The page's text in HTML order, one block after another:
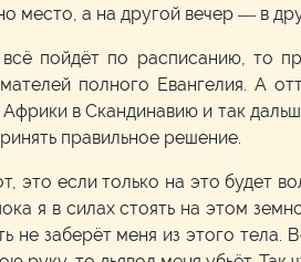
место, а на другой вечер — в
пойдёт по расписанию, то
полного Евангелия. А
в Скандинавию и так
правильное решение.
это если только на это будет
я в силах стоять на этом
не заберёт меня из этого